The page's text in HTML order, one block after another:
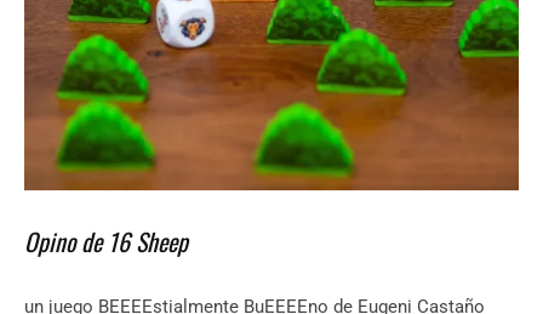
Opino de 16 Sheep
un juego BEEEEstialmente BuEEEEno de Eugeni Castaño